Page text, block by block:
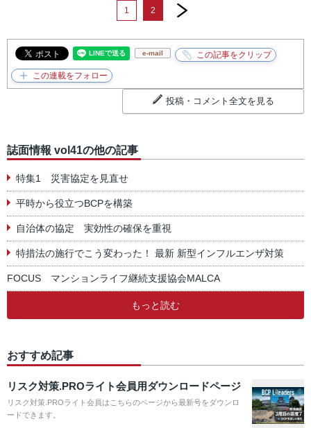
1 2
next
e-mail
投稿・コメント全文を見る
誌面情報 vol41の他の記事
特集1 災害協定を見直せ
平時から役立つBCPを構築
自治体の協定 実効性の確保を重視
特措法の施行でこう変わった！ 最新 新型インフルエンザ対策
FOCUS マンションライフ継続支援協会MALCA
もっと読む
おすすめ記事
リスク対策.PROライト会員用ダウンロードページ
リスク対策.PROライト会員はこちらのページから最新号をダウンロ
ードできます。